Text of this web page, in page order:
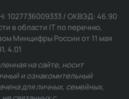
1027736009333 / ОКВЭД: 46.90
в области IT по перечню,
Минцифры России от 11 мая
4.01
на сайте, носит
и ознакомительный
для личных, семейных,